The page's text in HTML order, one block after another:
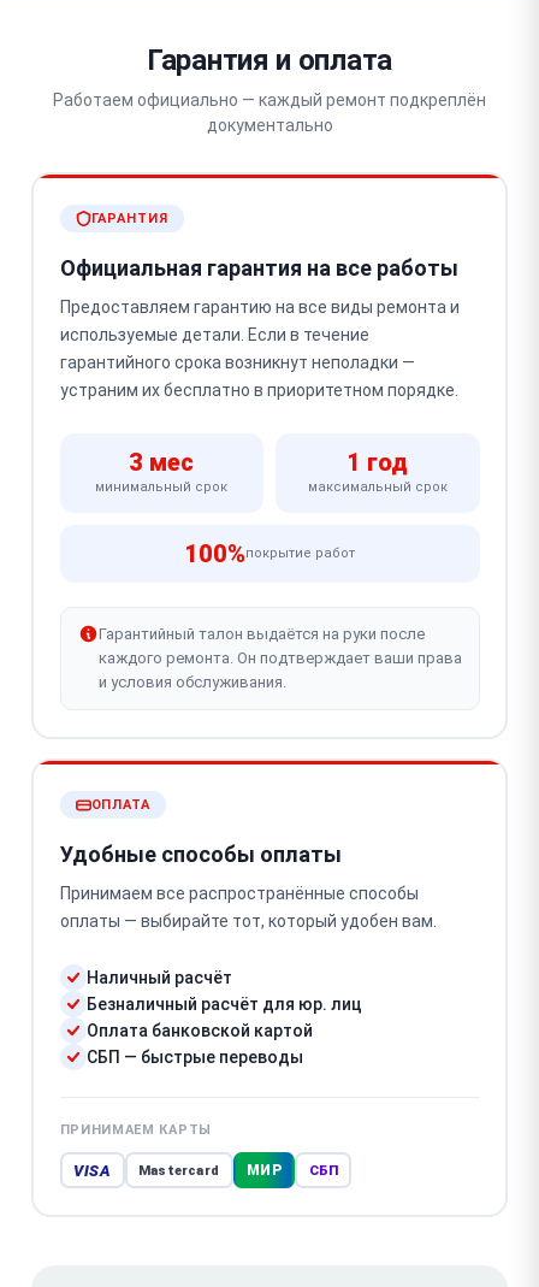
Гарантия и оплата
Работаем официально — каждый ремонт подкреплён
документально
ГАРАНТИЯ
Официальная гарантия на все работы
Предоставляем гарантию на все виды ремонта и
используемые детали. Если в течение
гарантийного срока возникнут неполадки —
устраним их бесплатно в приоритетном порядке.
3 мес
минимальный срок
1 год
максимальный срок
100%покрытие работ
Гарантийный талон выдаётся на руки после
каждого ремонта. Он подтверждает ваши права
и условия обслуживания.
ОПЛАТА
Удобные способы оплаты
Принимаем все распространённые способы
оплаты — выбирайте тот, который удобен вам.
Наличный расчёт
Безналичный расчёт для юр. лиц
Оплата банковской картой
СБП — быстрые переводы
ПРИНИМАЕМ КАРТЫ
VISA Mastercard МИР СБП